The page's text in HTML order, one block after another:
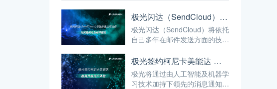
极光闪达（SendCloud）与医脉通达成合作 为其提供专业邮件服务
极光闪达（SendCloud）将依托
自己多年在邮件发送方面的技术
本次双方合作的达成，体现了以
医脉通为代表的临床医学专业平
台对极光闪达服务能力的认可。
极光签约柯尼卡美能达 助其升级用户体验
极光将通过由人工智能及机器学
习技术加持下领先的消息通知服